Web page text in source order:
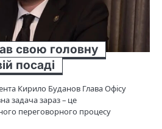
свою головну
посаді
Кирило Буданов Глава Офісу
задача зараз – це
переговорного процесу